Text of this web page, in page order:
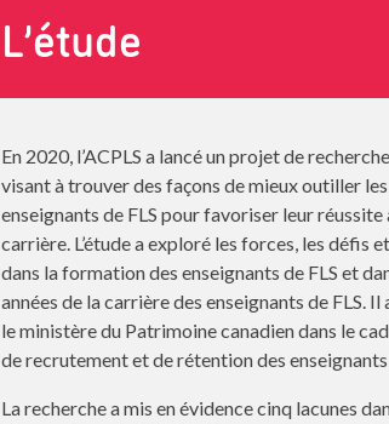
L’étude
En 2020, l’ACPLS a lancé un projet de
visant à trouver des façons de mieux outiller
enseignants de FLS pour favoriser leur
carrière. L’étude a exploré les forces, les défis
dans la formation des enseignants de FLS et
années de la carrière des enseignants de FLS.
le ministère du Patrimoine canadien dans le
de recrutement et de rétention des enseignants
La recherche a mis en évidence cinq lacunes